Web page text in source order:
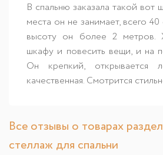
В спальню заказала такой вот
места он не занимает, всего
высоту он более 2 метров.
шкафу и повесить вещи, и на
Он крепкий, открывается
качественная. Смотрится
Все отзывы о товарах
стеллаж для спальни